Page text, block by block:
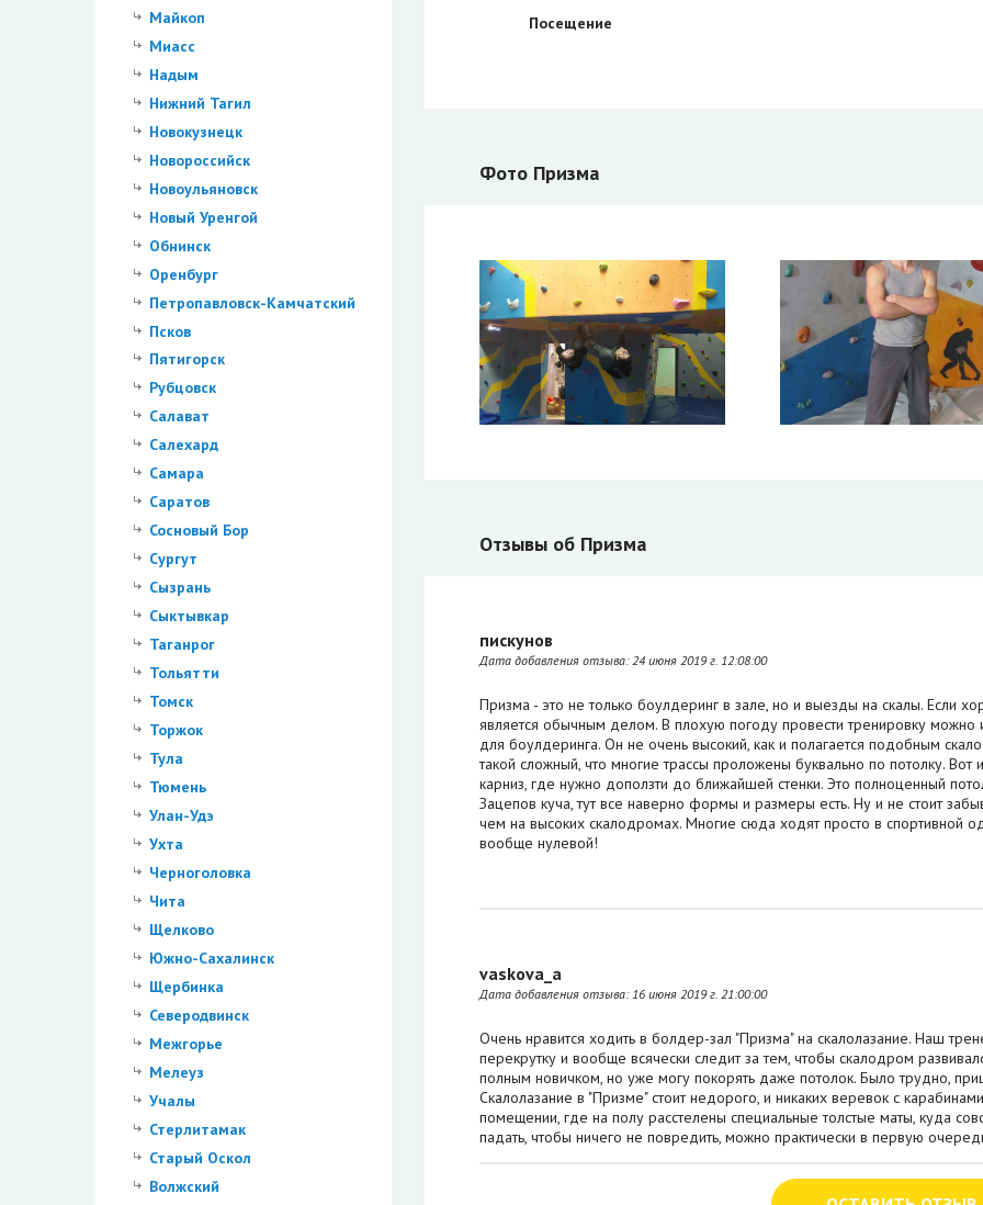
Майкоп
Миасс
Надым
Нижний Тагил
Новокузнецк
Новороссийск
Новоульяновск
Новый Уренгой
Обнинск
Оренбург
Петропавловск-Камчатский
Псков
Пятигорск
Рубцовск
Салават
Салехард
Самара
Саратов
Сосновый Бор
Сургут
Сызрань
Сыктывкар
Таганрог
Тольятти
Томск
Торжок
Тула
Тюмень
Улан-Удэ
Ухта
Черноголовка
Чита
Щелково
Южно-Сахалинск
Щербинка
Северодвинск
Межгорье
Мелеуз
Учалы
Стерлитамак
Старый Оскол
Волжский
Посещение
Фото Призма
Отзывы об Призма
пискунов
Дата добавления отзыва: 24 июня 2019 г. 12:08:00
Призма - это не только боулдеринг в зале, но и выезды на скалы. Если
является обычным делом. В плохую погоду провести тренировку можно
для боулдеринга. Он не очень высокий, как и полагается подобным
такой сложный, что многие трассы проложены буквально по потолку. Вот
карниз, где нужно доползти до ближайшей стенки. Это полноценный
Зацепов куча, тут все наверно формы и размеры есть. Ну и не стоит
чем на высоких скалодромах. Многие сюда ходят просто в спортивной
вообще нулевой!
vaskova_a
Дата добавления отзыва: 16 июня 2019 г. 21:00:00
Очень нравится ходить в болдер-зал "Призма" на скалолазание. Наш
перекрутку и вообще всячески следит за тем, чтобы скалодром
полным новичком, но уже могу покорять даже потолок. Было трудно,
Скалолазание в "Призме" стоит недорого, и никаких веревок с
помещении, где на полу расстелены специальные толстые маты, куда
падать, чтобы ничего не повредить, можно практически в первую